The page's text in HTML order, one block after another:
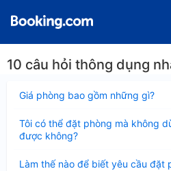
10 câu hỏi thông dụng
Giá phòng bao gồm những gì?
thu
Tôi có thể đặt phòng mà không
được không?
thu
gọn
Làm thế nào để biết yêu cầu đặt
thu